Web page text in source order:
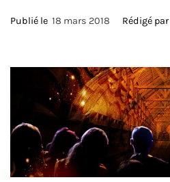
Publié le 18 mars 2018 Rédigé par